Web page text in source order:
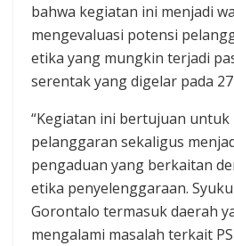
bahwa kegiatan ini menjadi
mengevaluasi potensi
etika yang mungkin terjadi
serentak yang digelar pada
“Kegiatan ini bertujuan
pelanggaran sekaligus
pengaduan yang berkaitan
etika penyelenggaraan.
Gorontalo termasuk daerah
mengalami masalah terkait